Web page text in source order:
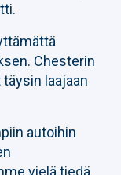
Chesterin
laajaan
autoihin
vielä tiedä,